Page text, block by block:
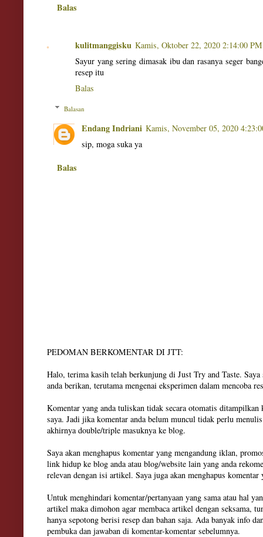
Balas
kulitmanggisku Kamis, Oktober 22, 2020 2:14:00 PM
Sayur yang sering dimasak ibu dan rasanya seger
resep itu
Balas
Balasan
Endang Indriani Kamis, November 05, 2020
sip, moga suka ya
Balas
PEDOMAN BERKOMENTAR DI JTT:
Halo, terima kasih telah berkunjung di Just Try and Taste. Saya
anda berikan, terutama mengenai eksperimen dalam mencoba
Komentar yang anda tuliskan tidak secara otomatis ditampilkan
saya. Jadi jika komentar anda belum muncul tidak perlu
akhirnya double/triple masuknya ke blog.
Saya akan menghapus komentar yang mengandung iklan,
link hidup ke blog anda atau blog/website lain yang anda
relevan dengan isi artikel. Saya juga akan menghapus
Untuk menghindari komentar/pertanyaan yang sama atau hal
artikel maka dimohon agar membaca artikel dengan seksama,
hanya sepotong berisi resep dan bahan saja. Ada banyak info
pembuka dan jawaban di komentar-komentar sebelumnya.